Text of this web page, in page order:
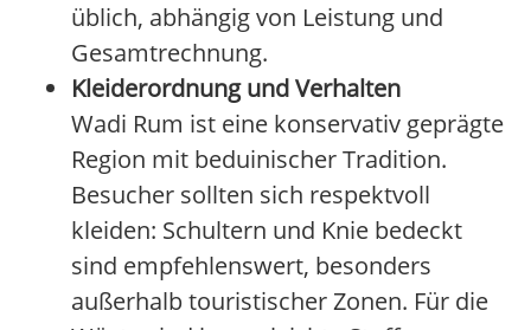
üblich, abhängig von Leistung und
Gesamtrechnung.
Kleiderordnung und Verhalten
Wadi Rum ist eine konservativ geprägte
Region mit beduinischer Tradition.
Besucher sollten sich respektvoll
kleiden: Schultern und Knie bedeckt
sind empfehlenswert, besonders
außerhalb touristischer Zonen. Für die